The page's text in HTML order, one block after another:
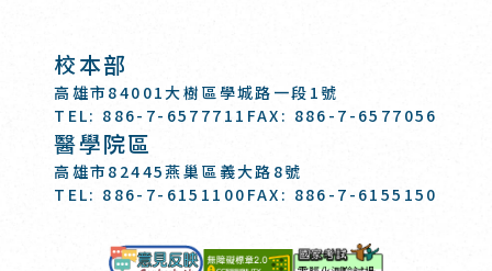
校本部
高雄市84001大樹區學城路一段1號
TEL: 886-7-6577711 FAX: 886-7-6577056
醫學院區
高雄市82445燕巢區義大路8號
TEL: 886-7-6151100 FAX: 886-7-6155150
意見反映 國家考試-電